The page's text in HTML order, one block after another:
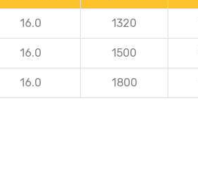
16.0 1320
16.0 1500
16.0 1800